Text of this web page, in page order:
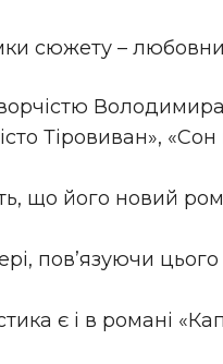
сюжету –
Тіровиван»,
що його новий
пов’язуючи
є і в романі